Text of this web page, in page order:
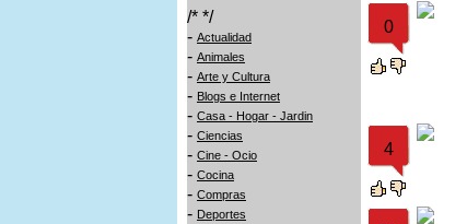
/* */
- Actualidad
- Animales
- Arte y Cultura
- Blogs e Internet
- Casa - Hogar - Jardin
- Ciencias
- Cine - Ocio
- Cocina
- Compras
- Deportes
0
4